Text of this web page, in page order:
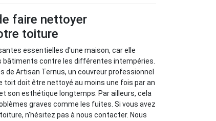
faire nettoyer
toiture
essentielles d'une maison, car elle
bâtiments contre les différentes intempéries.
de Artisan Ternus, un couvreur professionnel
toit doit être nettoyé au moins une fois par an
son esthétique longtemps. Par ailleurs, cela
graves comme les fuites. Si vous avez
n'hésitez pas à nous contacter. Nous